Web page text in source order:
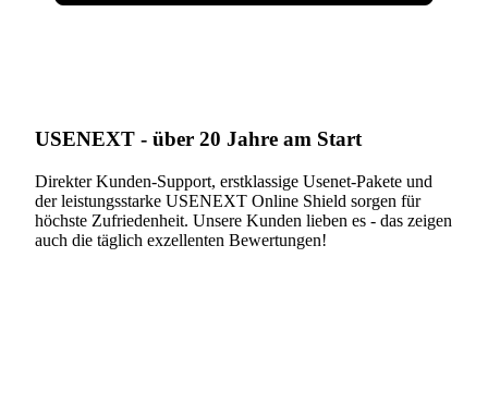
USENEXT - über 20 Jahre am Start
Direkter Kunden-Support, erstklassige Usenet-Pakete und
der leistungsstarke USENEXT Online Shield sorgen für
höchste Zufriedenheit. Unsere Kunden lieben es - das zeigen
auch die täglich exzellenten Bewertungen!